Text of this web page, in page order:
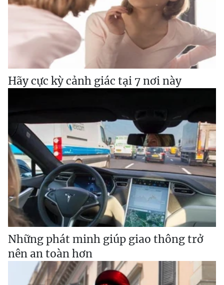
Hãy cực kỳ cảnh giác tại 7 nơi này
Những phát minh giúp giao thông trở
nên an toàn hơn